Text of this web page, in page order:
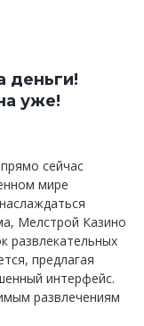
деньги!
уже!
сейчас
мире
Мелстрой Казино
развлекательных
предлагая
интерфейс.
развлечениям